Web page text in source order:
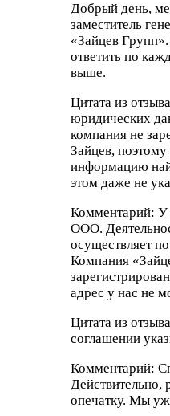
Добрый день,
заместитель
«Зайцев
ответить по
выше.
Цитата из
юридических
компания не
Зайцев,
информацию
этом даже не
Комментарий: У
ООО.
осуществляет
Компания
адрес у нас не
Цитата из
соглашении
Комментарий:
Действительно,
опечатку. Мы